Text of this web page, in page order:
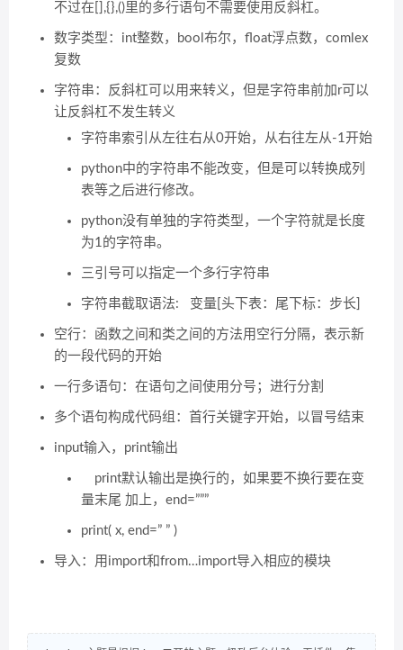
不过在[],{},()里的多行语句不需要使用反斜杠。
数字类型：int整数，bool布尔，float浮点数，comlex
复数
字符串：反斜杠可以用来转义，但是字符串前加r可以
让反斜杠不发生转义
字符串索引从左往右从0开始，从右往左从-1开始
python中的字符串不能改变，但是可以转换成列
表等之后进行修改。
python没有单独的字符类型，一个字符就是长度
为1的字符串。
三引号可以指定一个多行字符串
字符串截取语法: 变量[头下表：尾下标：步长]
空行：函数之间和类之间的方法用空行分隔，表示新
的一段代码的开始
一行多语句：在语句之间使用分号；进行分割
多个语句构成代码组：首行关键字开始，以冒号结束
input输入，print输出
print默认输出是换行的，如果要不换行要在变
量末尾 加上，end=”””
print( x, end=” ” )
导入：用import和from…import导入相应的模块